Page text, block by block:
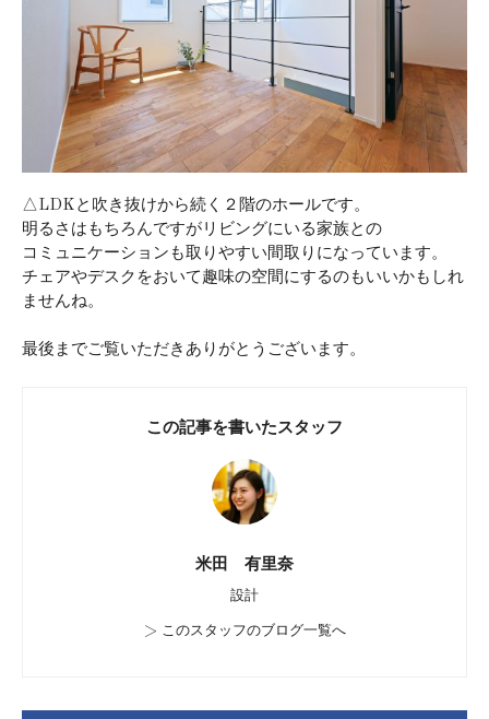
△LDKと吹き抜けから続く２階のホールです。
明るさはもちろんですがリビングにいる家族との
コミュニケーションも取りやすい間取りになっています。
チェアやデスクをおいて趣味の空間にするのもいいかもしれ
ませんね。
最後までご覧いただきありがとうございます。
この記事を書いたスタッフ
米田 有里奈
設計
> このスタッフのブログ一覧へ